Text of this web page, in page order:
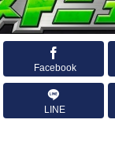
Facebook
LINE